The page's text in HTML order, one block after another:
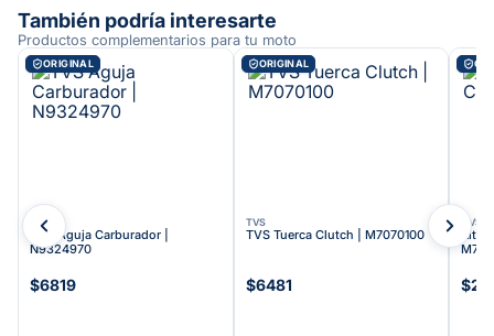
También podría interesarte
Productos complementarios para tu moto
ORIGINAL
TVS
TVS Aguja Carburador |
N9324970
$6819
ORIGINAL
TVS
TVS Tuerca Clutch | M7070100
$6481
TVS
Kit